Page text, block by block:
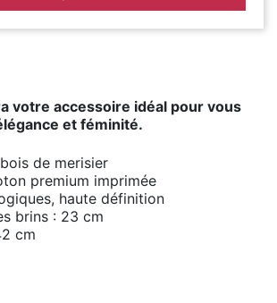
votre accessoire idéal pour vous
et féminité.
de merisier
premium imprimée
haute définition
brins : 23 cm
cm